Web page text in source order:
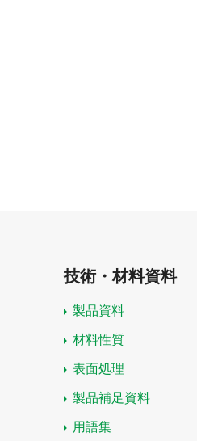
技術・材料資料
製品資料
材料性質
表面処理
製品補足資料
用語集